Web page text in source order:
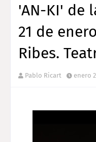
'AN-KI' de
21 de
Ribes.
Pablo Ricart enero